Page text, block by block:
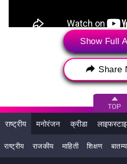
फ्लोरल अरेबिक मेहंदी डिझाइन
Show Full
Share
राष्ट्रीय मनोरंजन क्रीडा
राष्ट्रीय राजकीय माहिती शिक्षण